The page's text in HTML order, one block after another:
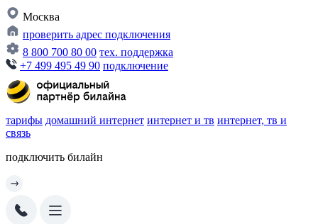
Москва
проверить адрес подключения
8 800 700 80 00 тех. поддержка
+7 499 495 49 90 подключение
тарифы домашний интернет интернет и тв интернет, тв и
связь
подключить билайн